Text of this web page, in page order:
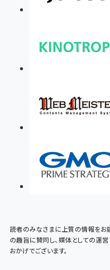
読者のみなさまに上質の情報をお
の趣旨に賛同し、媒体としての運
おかげでございます。